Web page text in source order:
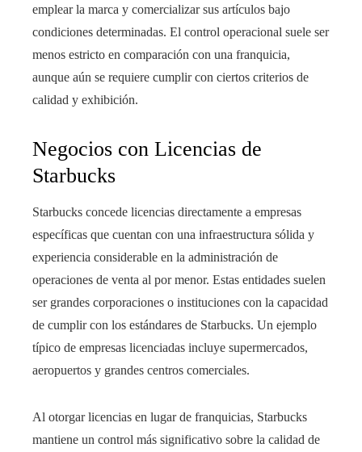
emplear la marca y comercializar sus artículos bajo
condiciones determinadas. El control operacional suele ser
menos estricto en comparación con una franquicia,
aunque aún se requiere cumplir con ciertos criterios de
calidad y exhibición.
Negocios con Licencias de
Starbucks
Starbucks concede licencias directamente a empresas
específicas que cuentan con una infraestructura sólida y
experiencia considerable en la administración de
operaciones de venta al por menor. Estas entidades suelen
ser grandes corporaciones o instituciones con la capacidad
de cumplir con los estándares de Starbucks. Un ejemplo
típico de empresas licenciadas incluye supermercados,
aeropuertos y grandes centros comerciales.
Al otorgar licencias en lugar de franquicias, Starbucks
mantiene un control más significativo sobre la calidad de